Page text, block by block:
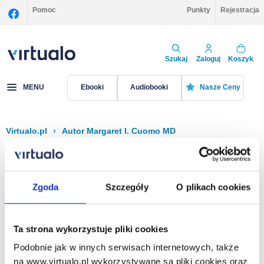
Zgoda Szczegóły O plikach cookies
Ta strona wykorzystuje pliki cookies
Podobnie jak w innych serwisach internetowych, także
na www.virtualo.pl wykorzystywane są pliki cookies oraz
Pomoc Punkty Rejestracja
Szukaj Zaloguj Koszyk
MENU Ebooki Audiobooki Nasze Ceny
Virtualo.pl › Autor Margaret I. Cuomo MD
Filtruj Sortuj
Na stronie